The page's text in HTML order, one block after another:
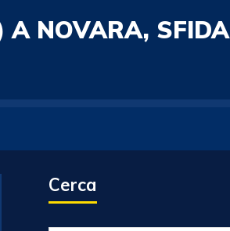
A NOVARA, SFIDA
Cerca